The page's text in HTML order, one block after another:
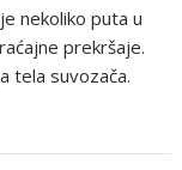
nekoliko puta u
prekršaje.
tela suvozača.